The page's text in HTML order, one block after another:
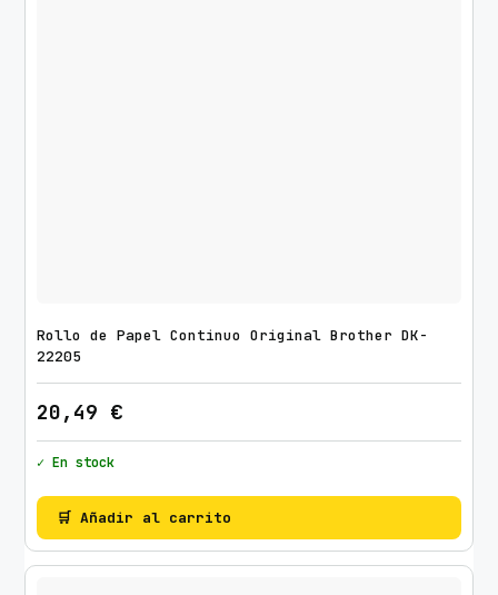
Rollo de Papel Continuo Original Brother DK-
22205
20,49 €
✓ En stock
🛒 Añadir al carrito